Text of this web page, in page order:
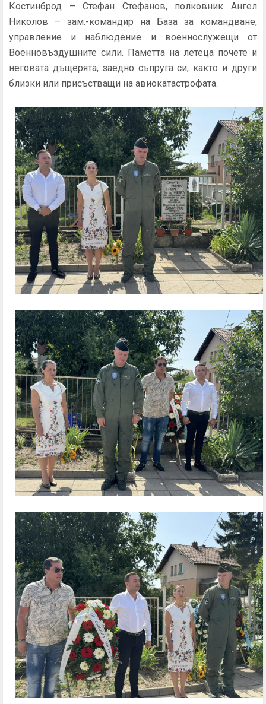
Костинброд – Стефан Стефанов, полковник Ангел
Николов – зам.-командир на База за командване,
управление и наблюдение и военнослужещи от
Военновъздушните сили. Паметта на летеца почете и
неговата дъщерята, заедно съпруга си, както и други
близки или присъстващи на авиокатастрофата.